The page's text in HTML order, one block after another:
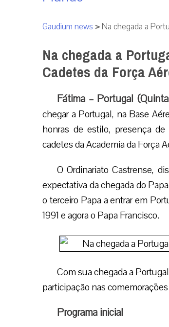
Gaudium news >Na chegada a
Na chegada a
Cadetes da Força
Fátima – Portugal
chegar a Portugal, na Base
honras de estilo, presença
cadetes da Academia da Força
O Ordinariato Castrense,
expectativa da chegada do
o terceiro Papa a entrar em
1991 e agora o Papa Francisco.
Com sua chegada a
participação nas
Programa inicial